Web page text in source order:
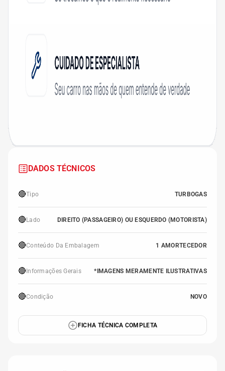
DADOS TÉCNICOS
🔴Tipo TURBOGAS
🔴 Lado DIREITO (PASSAGEIRO) OU ESQUERDO (MOTORISTA)
🔴Conteúdo Da Embalagem 1 AMORTECEDOR
🔴 Informações Gerais *IMAGENS MERAMENTE ILUSTRATIVAS
🔴Condição NOVO
FICHA TÉCNICA COMPLETA